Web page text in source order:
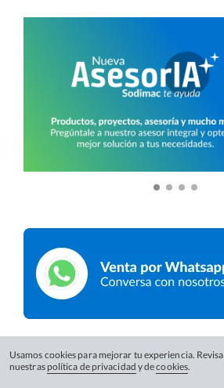
Usamos cookies para mejorar tu experiencia. Revisa
nuestras política de privacidad y decookies.